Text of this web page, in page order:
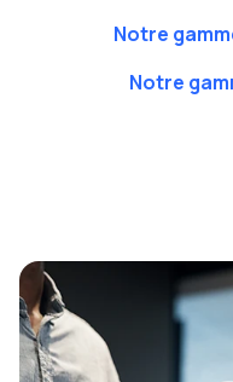
Notre
Notre